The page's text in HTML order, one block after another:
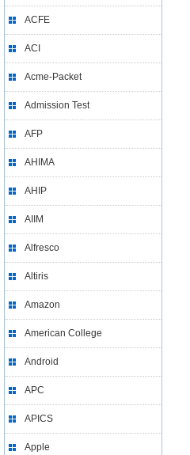
ACFE
ACI
Acme-Packet
Admission Test
AFP
AHIMA
AHIP
AIIM
Alfresco
Altiris
Amazon
American College
Android
APC
APICS
Apple